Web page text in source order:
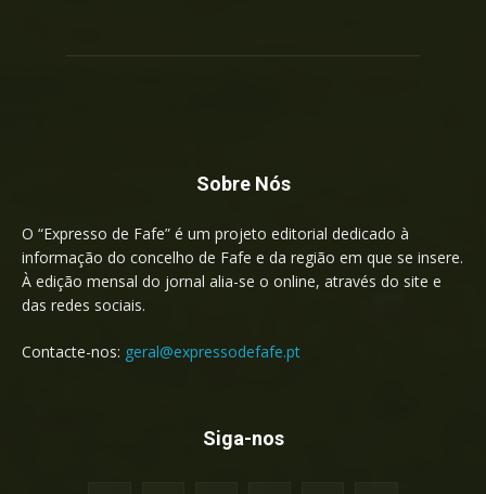
Sobre Nós
O “Expresso de Fafe” é um projeto editorial dedicado à
informação do concelho de Fafe e da região em que se insere.
À edição mensal do jornal alia-se o online, através do site e
das redes sociais.
Contacte-nos: geral@expressodefafe.pt
Siga-nos